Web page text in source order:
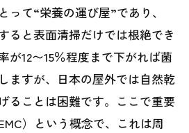
って“栄養の運び屋”であり、
ると表面清掃だけでは根絶でき
が12〜15％程度まで下がれば菌
ますが、日本の屋外では自然乾
ることは困難です。ここで重要
）という概念で、これは周